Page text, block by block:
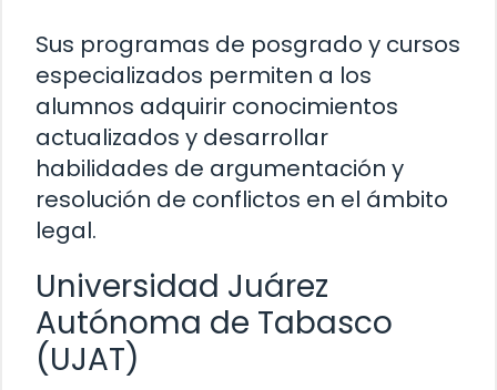
Sus programas de posgrado y cursos
especializados permiten a los
alumnos adquirir conocimientos
actualizados y desarrollar
habilidades de argumentación y
resolución de conflictos en el ámbito
legal.
Universidad Juárez
Autónoma de Tabasco
(UJAT)